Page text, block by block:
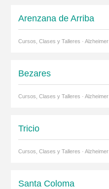
Arenzana de Arriba
Cursos, Clases y Talleres · Alzheimer
Bezares
Cursos, Clases y Talleres · Alzheimer
Tricio
Cursos, Clases y Talleres · Alzheimer
Santa Coloma